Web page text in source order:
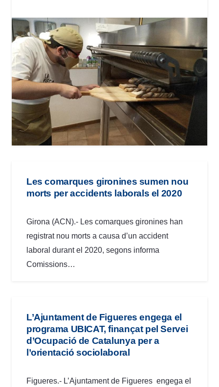
Les comarques gironines sumen nou
morts per accidents laborals el 2020
Girona (ACN).- Les comarques gironines han
registrat nou morts a causa d’un accident
laboral durant el 2020, segons informa
Comissions…
L’Ajuntament de Figueres engega el
programa UBICAT, finançat pel Servei
d’Ocupació de Catalunya per a
l’orientació sociolaboral
Figueres.- L’Ajuntament de Figueres engega el